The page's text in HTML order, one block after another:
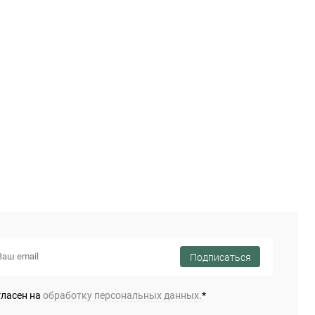
Подписаться
на обработку персональных данных.*